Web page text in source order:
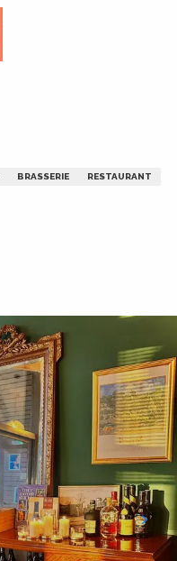
BRASSERIE RESTAURANT